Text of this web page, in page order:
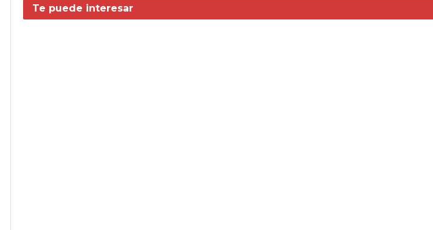
Te puede interesar